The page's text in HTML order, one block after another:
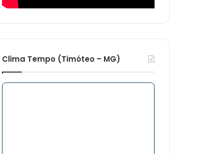
Clima Tempo (Timóteo – MG)